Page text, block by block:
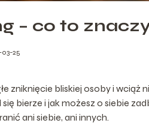
– co to
25
zniknięcie bliskiej osoby i wciąż
się bierze i jak możesz o siebie
ani siebie, ani innych.